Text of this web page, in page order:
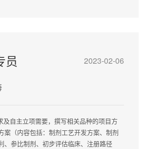
员 2023-02-06
及自主立项需要，撰写相关品种的项目方
案（内容包括：制剂工艺开发方案、制剂
、参比制剂、初步评估临床、注册路径